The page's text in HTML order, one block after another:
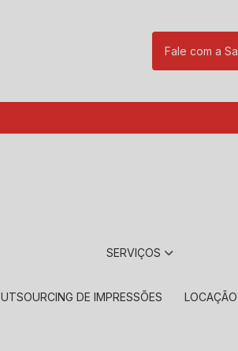
Fale com a
SERVIÇOS
OUTSOURCING DE IMPRESSÕES